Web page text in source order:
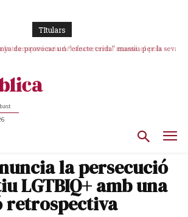
TItulars
de provocar un “efecte crida” massiu per la seva
la persecució
LGTBIQ+ amb una
retrospectiva